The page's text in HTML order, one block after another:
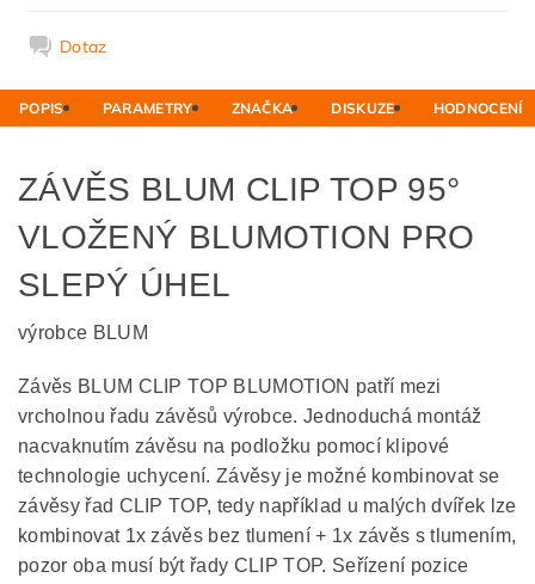
Dotaz
POPIS PARAMETRY ZNAČKA DISKUZE HODNOCENÍ
ZÁVĚS BLUM CLIP TOP 95°
VLOŽENÝ BLUMOTION PRO
SLEPÝ ÚHEL
výrobce BLUM
Závěs BLUM CLIP TOP BLUMOTION patří mezi
vrcholnou řadu závěsů výrobce. Jednoduchá montáž
nacvaknutím závěsu na podložku pomocí klipové
technologie uchycení. Závěsy je možné kombinovat se
závěsy řad CLIP TOP, tedy například u malých dvířek lze
kombinovat 1x závěs bez tlumení + 1x závěs s tlumením,
pozor oba musí být řady CLIP TOP. Seřízení pozice